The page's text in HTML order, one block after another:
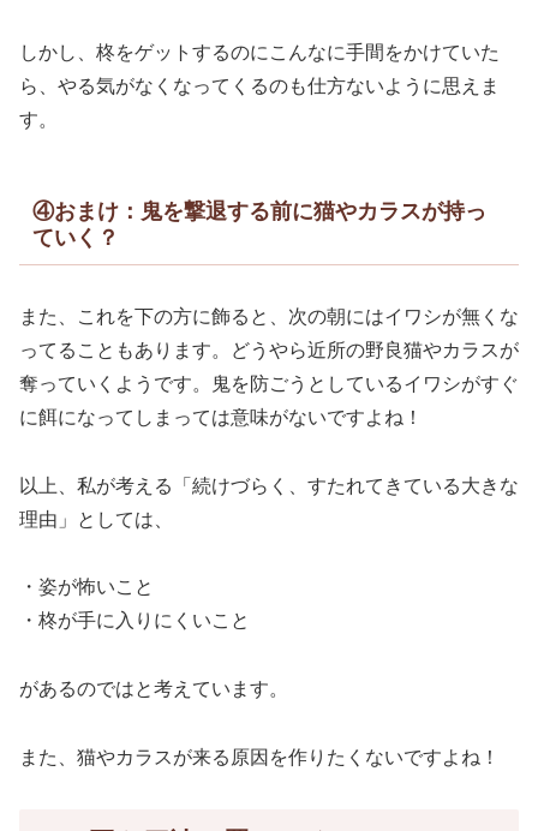
しかし、柊をゲットするのにこんなに手間をかけていた
ら、やる気がなくなってくるのも仕方ないように思えま
す。
④おまけ：鬼を撃退する前に猫やカラスが持っ
ていく？
また、これを下の方に飾ると、次の朝にはイワシが無くな
ってることもあります。どうやら近所の野良猫やカラスが
奪っていくようです。鬼を防ごうとしているイワシがすぐ
に餌になってしまっては意味がないですよね！
以上、私が考える「続けづらく、すたれてきている大きな
理由」としては、
・姿が怖いこと
・柊が手に入りにくいこと
があるのではと考えています。
また、猫やカラスが来る原因を作りたくないですよね！